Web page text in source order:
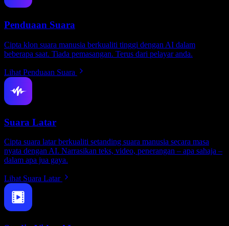
Penduaan Suara
Cipta klon suara manusia berkualiti tinggi dengan AI dalam
beberapa saat. Tiada pemasangan. Terus dari pelayar anda.
Lihat Penduaan Suara
Suara Latar
Cipta suara latar berkualiti setanding suara manusia secara masa
nyata dengan AI. Narrasikan teks, video, penerangan – apa sahaja –
dalam apa jua gaya.
Lihat Suara Latar